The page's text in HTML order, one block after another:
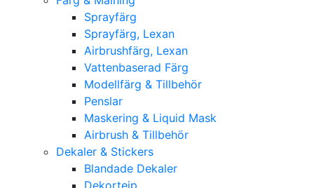
Sprayfärg
Sprayfärg, Lexan
Airbrushfärg, Lexan
Vattenbaserad Färg
Modellfärg & Tillbehör
Penslar
Maskering & Liquid Mask
Airbrush & Tillbehör
Dekaler & Stickers
Blandade Dekaler
Dekortejp